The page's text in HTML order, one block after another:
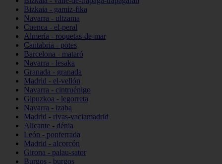
Bizkaia - gamiz-fika
Navarra - ultzama
Cuenca - el-peral
Almería - roquetas-de-mar
Cantabria - potes
Barcelona - mataró
Navarra - lesaka
Granada - granada
Madrid - el-vellón
Navarra - cintruénigo
Gipuzkoa - legorreta
Navarra - izaba
Madrid - rivas-vaciamadrid
Alicante - dénia
León - ponferrada
Madrid - alcorcón
Girona - palau-sator
Burgos - burgos